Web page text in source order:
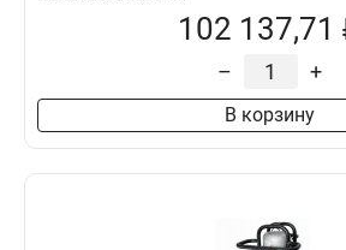
102 137,71
– +
В корзину